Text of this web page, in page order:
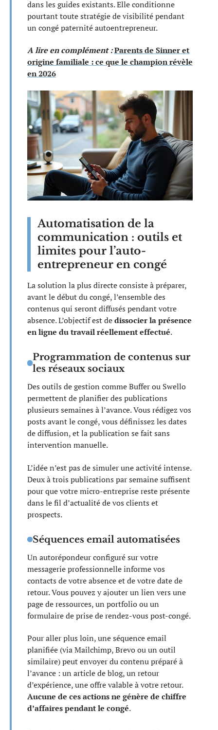
dans les guides existants. Elle conditionne
pourtant toute stratégie de visibilité pendant
un congé paternité autoentrepreneur.
A lire en complément :Parents de Sinner et
origine familiale : ce que le champion révèle
en 2026
Automatisation de la
communication : outils et
limites pour l’auto-
entrepreneur en congé
La solution la plus directe consiste à préparer,
avant le début du congé, l’ensemble des
contenus qui seront diffusés pendant votre
absence. L’objectif est dedissocier la présence
en ligne du travail réellement effectué.
Programmation de contenus sur
les réseaux sociaux
Des outils de gestion comme Buffer ou Swello
permettent de planifier des publications
plusieurs semaines à l’avance. Vous rédigez vos
posts avant le congé, vous définissez les dates
de diffusion, et la publication se fait sans
intervention manuelle.
L’idée n’est pas de simuler une activité intense.
Deux à trois publications par semaine suffisent
pour que votre micro-entreprise reste présente
dans le fil d’actualité de vos clients et
prospects.
Séquences email automatisées
Un autorépondeur configuré sur votre
messagerie professionnelle informe vos
contacts de votre absence et de votre date de
retour. Vous pouvez y ajouter un lien vers une
page de ressources, un portfolio ou un
formulaire de prise de rendez-vous post-congé.
Pour aller plus loin, une séquence email
planifiée (via Mailchimp, Brevo ou un outil
similaire) peut envoyer du contenu préparé à
l’avance : un article de blog, un retour
d’expérience, une offre valable à votre retour.
Aucune de ces actions ne génère de chiffre
d’affaires pendant le congé.